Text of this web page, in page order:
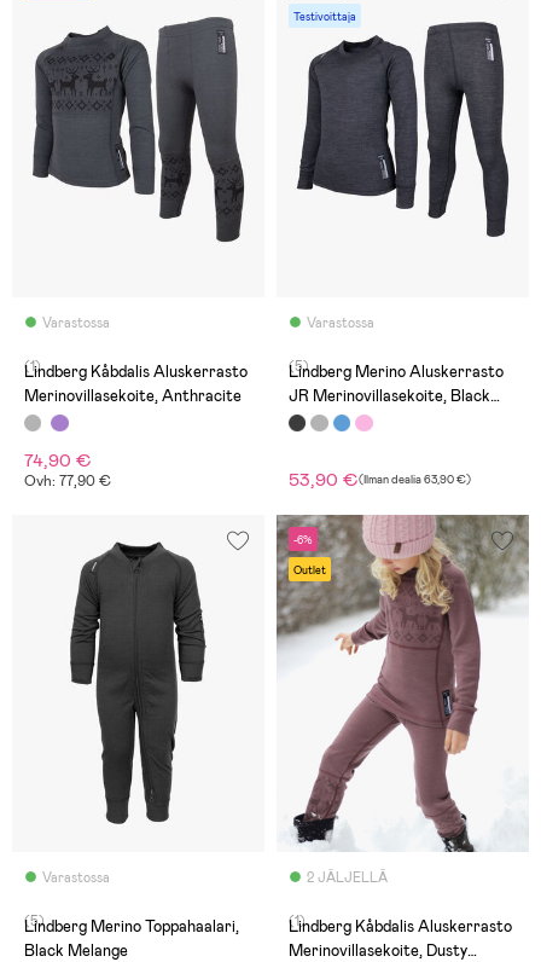
Varastossa
(1)
Lindberg Kåbdalis Aluskerrasto
Merinovillasekoite, Anthracite
74,90 €
Ovh: 77,90 €
Testivoittaja
Varastossa
(5)
Lindberg Merino Aluskerrasto
JR Merinovillasekoite, Black
Melange
53,90 €(Ilman dealia63,90 €)
Varastossa
(5)
Lindberg Merino Toppahaalari,
Black Melange
-6%
Outlet
2 JÄLJELLÄ
(1)
Lindberg Kåbdalis Aluskerrasto
Merinovillasekoite, Dusty